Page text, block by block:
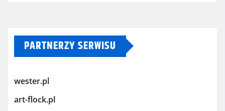
PARTNERZY SERWISU
wester.pl
art-flock.pl